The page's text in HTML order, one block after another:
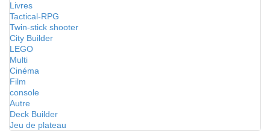
Livres
Tactical-RPG
Twin-stick shooter
City Builder
LEGO
Multi
Cinéma
Film
console
Autre
Deck Builder
Jeu de plateau